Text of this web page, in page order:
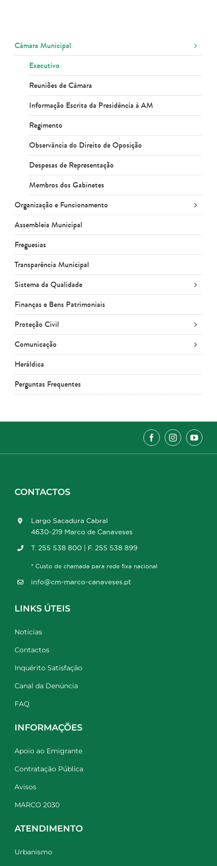
Câmara Municipal
Executivo
Reuniões de Câmara
Informação Escrita da Presidência à AM
Regimento
Observância do Direito de Oposição
Despesas de Representação
Membros dos Gabinetes
Organização e Funcionamento
Assembleia Municipal
Freguesias
Transparência Municipal
Sistema da Qualidade
Finanças e Bens Patrimoniais
Proteção Civil
Comunicação
Heráldica
Perguntas Frequentes
CONTACTOS
Largo Sacadura Cabral
4630-219 Marco de Canaveses
T. 255 538 800 | F. 255 538 899
* Custo de chamada para rede fixa nacional
info@cm-marco-canaveses.pt
LINKS ÚTEIS
Notícias
Contactos
Inquérito Satisfação
Canal da Denúncia
FAQ
INFORMAÇÕES
Apoio ao Emigrante
Contratação Pública
Avisos
MARCO 2030
ATENDIMENTO
Urbanismo